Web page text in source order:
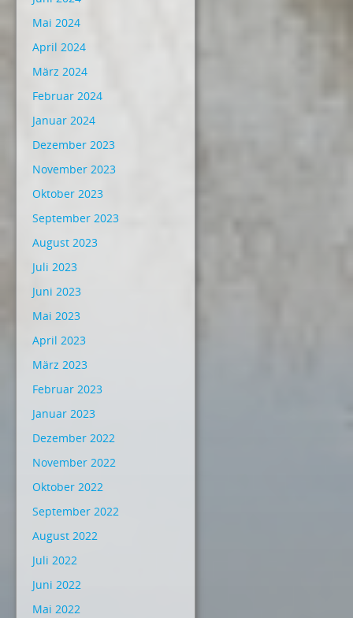
Mai 2024
April 2024
März 2024
Februar 2024
Januar 2024
Dezember 2023
November 2023
Oktober 2023
September 2023
August 2023
Juli 2023
Juni 2023
Mai 2023
April 2023
März 2023
Februar 2023
Januar 2023
Dezember 2022
November 2022
Oktober 2022
September 2022
August 2022
Juli 2022
Juni 2022
Mai 2022